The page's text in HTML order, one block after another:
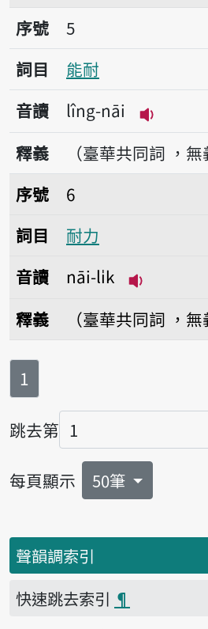
序號5能耐
序號
5
詞目
能耐
音讀
lîng-nāi
播放音
釋義
（臺華共同詞 ，無
序號6耐力
序號
6
詞目
耐力
音讀
nāi-li̍k
釋義 （臺華共同詞 ，無
第
1
跳去第
頁碼
每頁顯示 50筆
聲韻調索引
快速跳去索引 ¶